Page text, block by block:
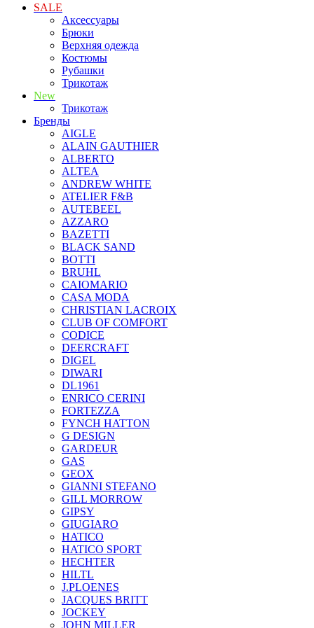
SALE
Аксессуары
Брюки
Верхняя одежда
Костюмы
Рубашки
Трикотаж
New
Трикотаж
Бренды
AIGLE
ALAIN GAUTHIER
ALBERTO
ALTEA
ANDREW WHITE
ATELIER F&B
AUTEBEEL
AZZARO
BAZETTI
BLACK SAND
BOTTI
BRUHL
CAIOMARIO
CASA MODA
CHRISTIAN LACROIX
CLUB OF COMFORT
CODICE
DEERCRAFT
DIGEL
DIWARI
DL1961
ENRICO CERINI
FORTEZZA
FYNCH HATTON
G DESIGN
GARDEUR
GAS
GEOX
GIANNI STEFANO
GILL MORROW
GIPSY
GIUGIARO
HATICO
HATICO SPORT
HECHTER
HILTL
J.PLOENES
JAСQUES BRITT
JOCKEY
JOHN MILLER